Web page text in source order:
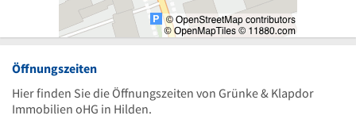
Öffnungszeiten
Hier finden Sie die Öffnungszeiten von Grünke & Klapdor
Immobilien oHG in Hilden.